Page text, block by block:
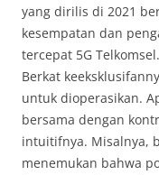
yang dirilis di 2021
kesempatan dan
tercepat 5G Telkomsel.
Berkat
untuk dioperasikan.
bersama dengan
intuitifnya. Misalnya,
menemukan bahwa